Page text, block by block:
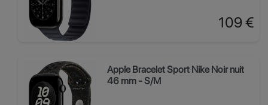
Prix
109 €
Apple Bracelet Sport Nike Noir nuit
46 mm - S/M